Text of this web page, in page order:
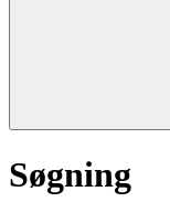
Søgning